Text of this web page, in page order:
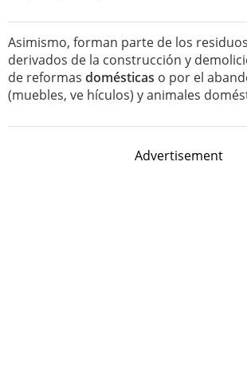
Asimismo, forman parte de los
derivados de la construcción y
de reformas domésticas o por el
(muebles, ve hículos) y animales
Advertisement